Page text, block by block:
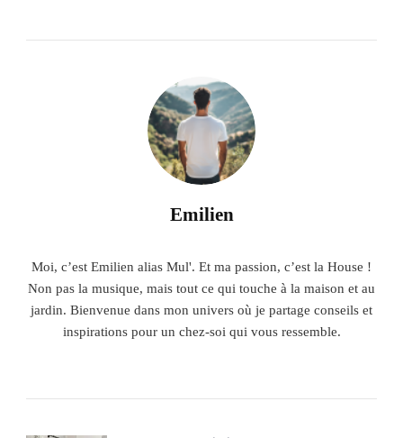
Emilien
Moi, c’est Emilien alias Mul'. Et ma passion, c’est la House !
Non pas la musique, mais tout ce qui touche à la maison et au
jardin. Bienvenue dans mon univers où je partage conseils et
inspirations pour un chez-soi qui vous ressemble.